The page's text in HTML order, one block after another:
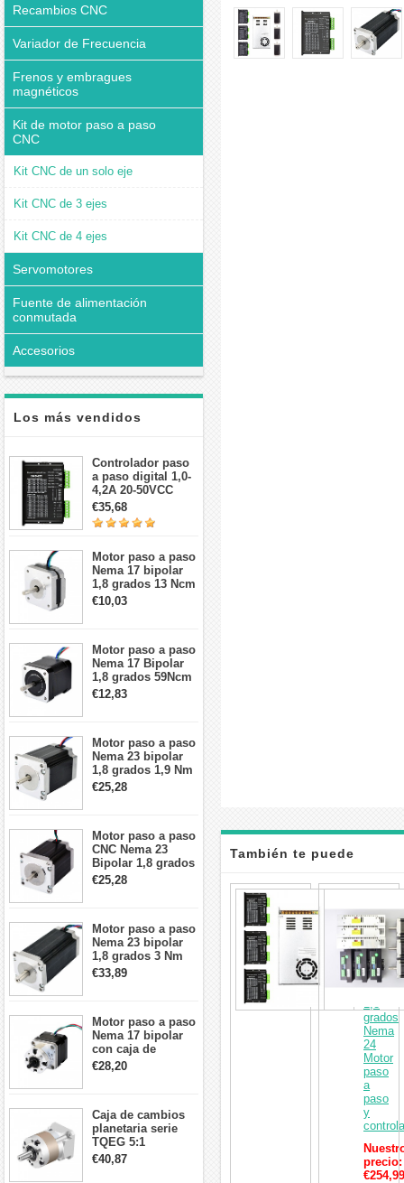
Recambios CNC
Variador de Frecuencia
Frenos y embragues
magnéticos
Kit de motor paso a paso
CNC
Kit CNC de un solo eje
Kit CNC de 3 ejes
Kit CNC de 4 ejes
Servomotores
Fuente de alimentación
conmutada
Accesorios
Los más vendidos
Controlador paso
a paso digital 1,0-
4,2A 20-50VCC
para motor paso a
paso Nema 17, 23,
24
€35,68
Motor paso a paso
Nema 17 bipolar
1,8 grados 13 Ncm
1A 3,5 V
42x42x20mm 4
€10,03
Motor paso a paso
Nema 17 Bipolar
1,8 grados 59Ncm
2A 42x48mm 4
cables compatible
€12,83
Motor paso a paso
Nema 23 bipolar
1,8 grados 1,9 Nm
2,8 A 3,2 V
57x57x76mm 4
€25,28
Motor paso a paso
CNC Nema 23
Bipolar 1,8 grados
1,9 Nm 3A 3,36 V
57x57x76mm 4
€25,28
Motor paso a paso
Nema 23 bipolar
1,8 grados 3 Nm
4,2A 57x57x114mm
motor paso a paso
€33,89
Motor paso a paso
Nema 17 bipolar
con caja de
cambios planetaria
5:1 longitud 33mm
Robot CNC DIY
€28,20
Caja de cambios
planetaria serie
TQEG 5:1
contragolpe 15
arcmin para motor
€40,87
También te puede
interesar
de
CNC
de
3
ejes
3,1Nm
1,8
grados
Nema
24
Motor
paso
a
paso
y
precio:
€254,99